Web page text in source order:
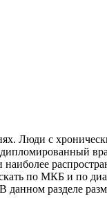
Люди с
по МКБ и по
разделе